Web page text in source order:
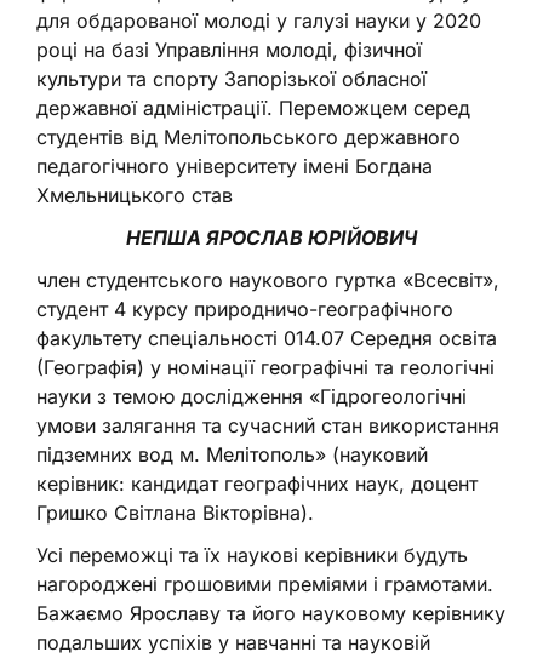
для обдарованої молоді у галузі науки у 2020
році на базі Управління молоді, фізичної
культури та спорту Запорізької обласної
державної адміністрації. Переможцем серед
студентів від Мелітопольського державного
педагогічного університету імені Богдана
Хмельницького став
НЕПША ЯРОСЛАВ ЮРІЙОВИЧ
член студентського наукового гуртка «Всесвіт»,
студент 4 курсу природничо-географічного
факультету спеціальності 014.07 Середня освіта
(Географія) у номінації географічні та геологічні
науки з темою дослідження «Гідрогеологічні
умови залягання та сучасний стан використання
підземних вод м. Мелітополь» (науковий
керівник: кандидат географічних наук, доцент
Гришко Світлана Вікторівна).
Усі переможці та їх наукові керівники будуть
нагороджені грошовими преміями і грамотами.
Бажаємо Ярославу та його науковому керівнику
подальших успіхів у навчанні та науковій